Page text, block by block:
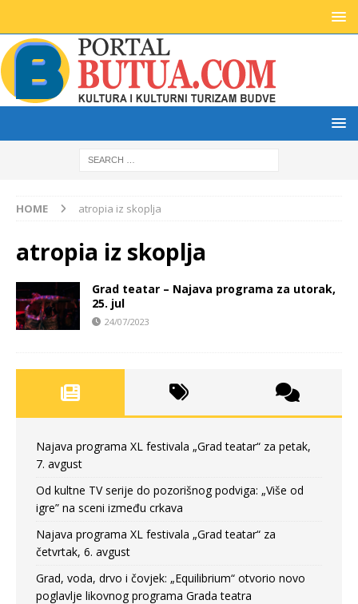
HOME atropia iz skoplja
atropia iz skoplja
Grad teatar – Najava programa za utorak,
25. jul
24/07/2023
Najava programa XL festivala „Grad teatar“ za petak,
7. avgust
Od kultne TV serije do pozorišnog podviga: „Više od
igre” na sceni između crkava
Najava programa XL festivala „Grad teatar“ za
četvrtak, 6. avgust
Grad, voda, drvo i čovjek: „Equilibrium“ otvorio novo
poglavlje likovnog programa Grada teatra